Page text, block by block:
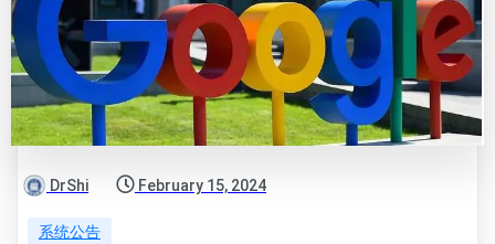
DrShi February 15, 2024
系统公告